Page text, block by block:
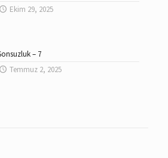
Ekim 29, 2025
– 7
Temmuz 2, 2025